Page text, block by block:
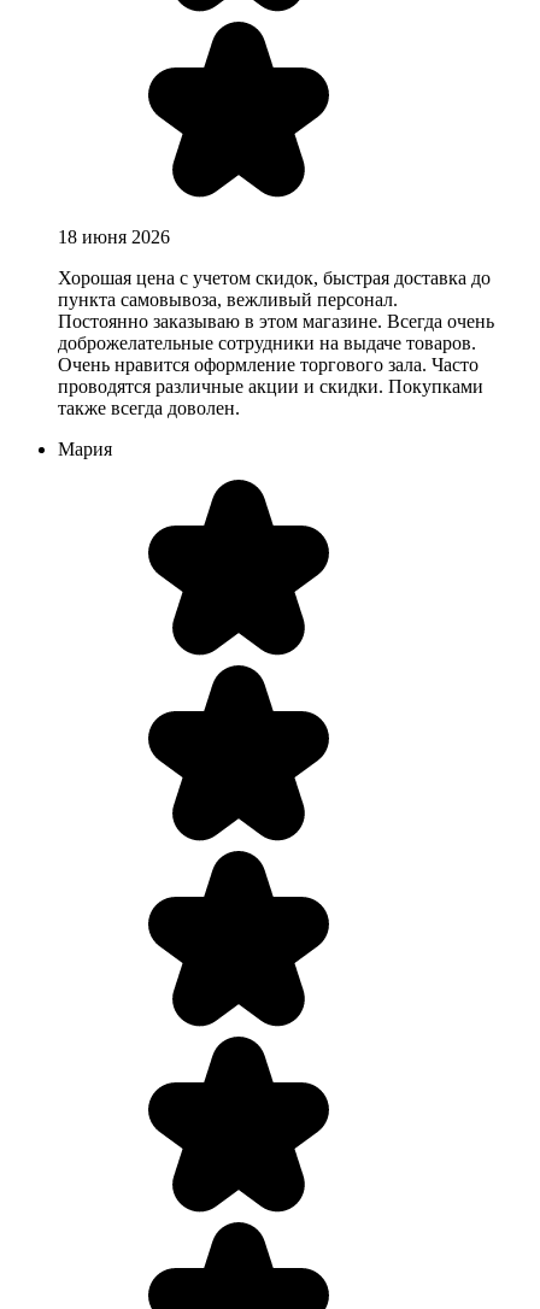
18 июня 2026
Хорошая цена с учетом скидок, быстрая доставка до
пункта самовывоза, вежливый персонал.
Постоянно заказываю в этом магазине. Всегда очень
доброжелательные сотрудники на выдаче товаров.
Очень нравится оформление торгового зала. Часто
проводятся различные акции и скидки. Покупками
также всегда доволен.
Мария